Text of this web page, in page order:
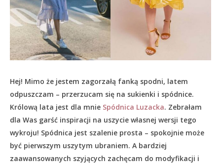
Hej! Mimo że jestem zagorzałą fanką spodni, latem
odpuszczam – przerzucam się na sukienki i spódnice.
Królową lata jest dla mnie Spódnica Luzacka. Zebrałam
dla Was garść inspiracji na uszycie własnej wersji tego
wykroju! Spódnica jest szalenie prosta – spokojnie może
być pierwszym uszytym ubraniem. A bardziej
zaawansowanych szyjących zachęcam do modyfikacji i